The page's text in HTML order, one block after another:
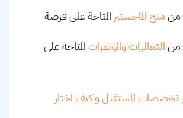
منمنح الماجستير المتاحة على فرصة
منالفعاليات والمؤتمراتالمتاحة على
المستقبل و كيف اختار